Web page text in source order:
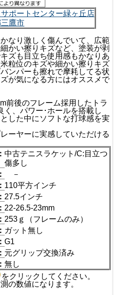
ポートセンター緑ヶ丘店
鷹市
なり激しく傷んでいて、広範
かい擦りキズなど、塗装が剥
ズも目立ち使用感もかなりあ
粒位のキズや細かい擦りキズ
ンパーも擦れで摩耗してる状
が気になる方にはオススメで
前後のフレーム採用したトラ
く、パワー･ホールを搭載し
した中にソフトな打球感を実
ーヤーに実感していただける
： 中古テニスラケット/C:目立つ
傷多し
：
－
： 110平方インチ
： 27.5インチ
： 22-26.5-23mm
： 253ｇ（フレームのみ）
： ガット無し
： G1
： 元グリップ交換済み
： 無し
をクリックしてください。
の数値になります。